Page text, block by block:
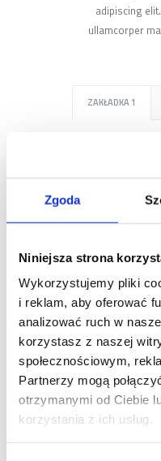
Zgoda
Niniejsza strona
Wykorzystujemy pliki
i reklam, aby oferować
analizować ruch w
korzystasz z naszej
społecznościowym,
Partnerzy mogą
otrzymanymi od Ciebie
korzystania z ich usług.
adipiscing
ullamcorper
ZAKŁADKA 1
tellus,
I am text
change this
amet,
tellus, luctus